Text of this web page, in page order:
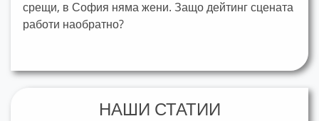
срещи, в София няма жени. Защо дейтинг сцената
работи наобратно?
НАШИ СТАТИИ